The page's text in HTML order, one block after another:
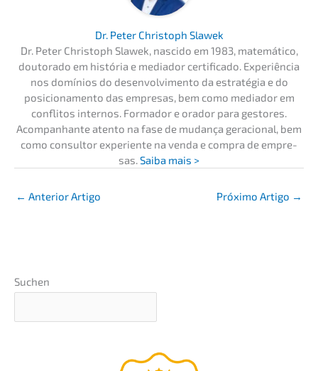
Dr. Peter Chris­toph Slawek
Dr. Peter Chris­toph Slawek, nasci­do em 1983, matemá­ti­co,
douto­ra­do em história e media­dor certi­fi­ca­do. Experiên­cia
nos domíni­os do desen­vol­vi­men­to da estra­té­gia e do
posicio­na­men­to das empre­sas, bem como media­dor em
confli­tos inter­nos. Forma­dor e orador para gesto­res.
Acomp­an­han­te atento na fase de mudan­ça geracio­nal, bem
como consul­tor experi­en­te na venda e compra de empre­
sas.Saiba mais >
← Anterior Artigo Próxi­mo Artigo →
Suchen